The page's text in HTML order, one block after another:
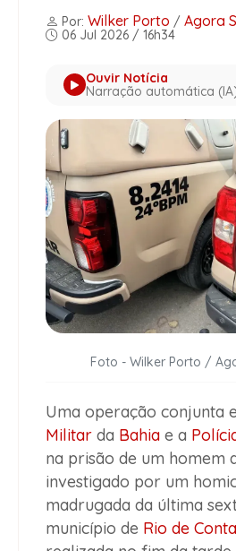
Por: Wilker Porto / Agora
06 Jul 2026 / 16h34
Ouvir Notícia
Narração automática
Foto - Wilker Porto /
Uma operação conjunta
Militar da Bahia e a
na prisão de um homem
investigado por um
madrugada da última
município de Rio de